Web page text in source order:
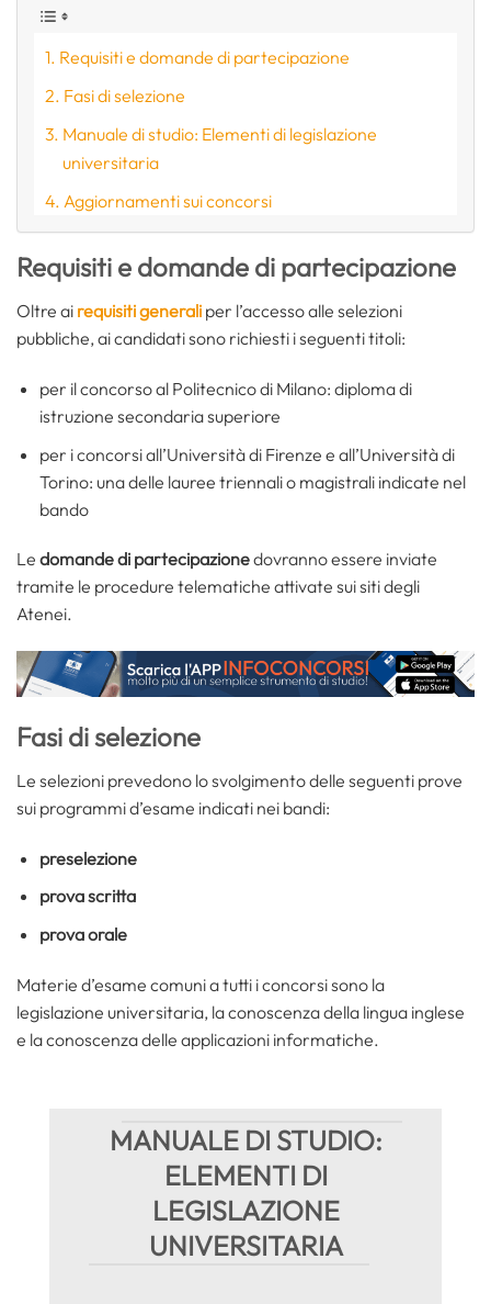
Requisiti e domande di partecipazione
Fasi di selezione
Manuale di studio: Elementi di legislazione
universitaria
Aggiornamenti sui concorsi
Requisiti e domande di partecipazione
Oltre ai requisiti generali per l’accesso alle selezioni
pubbliche, ai candidati sono richiesti i seguenti titoli:
per il concorso al Politecnico di Milano: diploma di
istruzione secondaria superiore
per i concorsi all’Università di Firenze e all’Università di
Torino: una delle lauree triennali o magistrali indicate nel
bando
Le domande di partecipazionedovranno essere inviate
tramite le procedure telematiche attivate sui siti degli
Atenei.
Fasi di selezione
Le selezioni prevedono lo svolgimento delle seguenti prove
sui programmi d’esame indicati nei bandi:
preselezione
prova scritta
prova orale
Materie d’esame comuni a tutti i concorsi sono la
legislazione universitaria, la conoscenza della lingua inglese
e la conoscenza delle applicazioni informatiche.
MANUALE DI STUDIO:
ELEMENTI DI
LEGISLAZIONE
UNIVERSITARIA